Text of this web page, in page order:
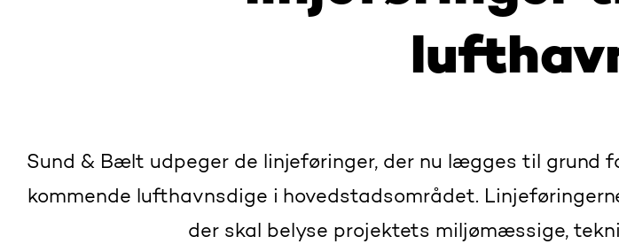
Sund & Bælt udpeger de linjeføringer, der nu lægges til grund
kommende lufthavnsdige i hovedstadsområdet.
der skal belyse projektets miljømæssige,